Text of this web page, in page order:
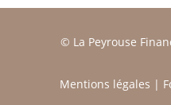
© La Peyrouse
Mentions légales |